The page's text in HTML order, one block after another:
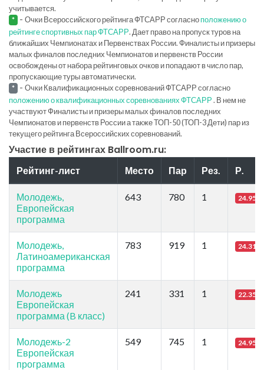
учитывается.
* - Очки Всероссийского рейтинга ФТСАРР согласноположению о
рейтинге спортивных пар ФТСАРР. Дает право на пропуск туров на
ближайших Чемпионатах и Первенствах России. Финалисты и призеры
малых финалов последних Чемпионатов и первенств России
освобождены от набора рейтинговых очков и попадают в число пар,
пропускающие туры автоматически.
* - Очки Квалификационных соревнований ФТСАРР согласно
положению о квалификационных соревнованиях ФТСАРР. В нем не
участвуют Финалисты и призеры малых финалов последних
Чемпионатов и первенств России а также ТОП-50 (ТОП-3 Дети) пар из
текущего рейтинга Всероссийских соревнований.
Участие в рейтингах Ballroom.ru:
Рейтинг-лист Место Пар Рез. Р.
Молодежь,
Европейская
программа
643 780 1 24.95
Молодежь,
Латиноамериканская
программа
783 919 1 24.31
Молодежь
Европейская
программа (B класс)
241 331 1 22.35
Молодежь-2
Европейская
программа
549 745 1 24.95